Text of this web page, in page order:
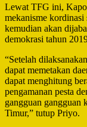
Lewat TFG ini,
mekanisme kordinasi
kemudian akan
demokrasi tahun
“Setelah
dapat memetakan
dapat menghitung
pengamanan pesta
gangguan gangguan
Timur,” tutup Priyo.